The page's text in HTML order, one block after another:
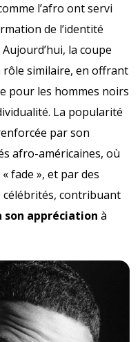
l’afro ont servi
de l’identité
la coupe
similaire, en offrant
pour les hommes noirs
La popularité
par son
afro-américaines, où
fade », et par des
contribuant
son appréciation à